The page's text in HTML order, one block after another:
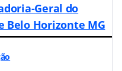
Geral do
Belo Horizonte MG